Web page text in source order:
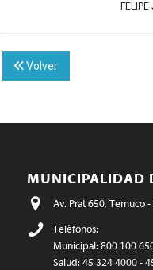
Volver
MUNICIPALIDAD
Av. Prat 650, Temuco -
Teléfonos:
Municipal: 800 100
Salud: 45 324 4000 -